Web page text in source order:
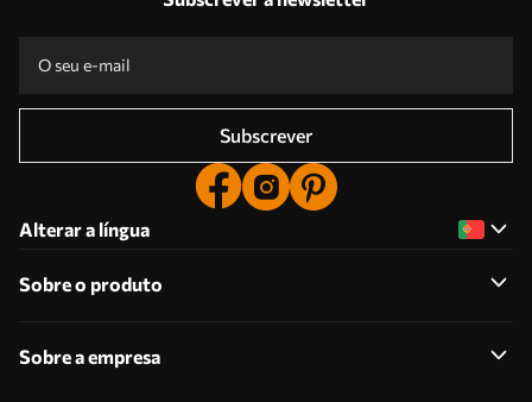
Subscrever
Alterar a língua
Sobre o produto
Sobre a empresa